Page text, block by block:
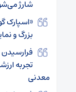
شارژ
«اسپارک
بزرگ و
تجربه
معدنی